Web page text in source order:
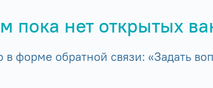
пока нет открытых
форме обратной связи: «Задать